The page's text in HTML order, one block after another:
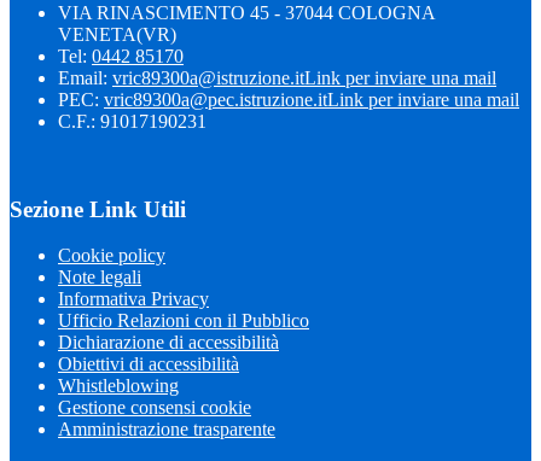
VIA RINASCIMENTO 45 - 37044 COLOGNA
VENETA(VR)
Tel: 0442 85170
Email: vric89300a@istruzione.itLink per inviare una mail
PEC: vric89300a@pec.istruzione.itLink per inviare una mail
C.F.: 91017190231
Sezione Link Utili
Cookie policy
Note legali
Informativa Privacy
Ufficio Relazioni con il Pubblico
Dichiarazione di accessibilità
Obiettivi di accessibilità
Whistleblowing
Gestione consensi cookie
Amministrazione trasparente